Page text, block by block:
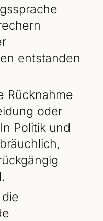
entstanden
Rücknahme
oder
Politik und